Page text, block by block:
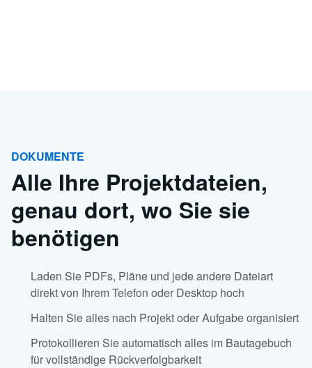
DOKUMENTE
Alle Ihre Projektdateien,
genau dort, wo Sie sie
benötigen
Laden Sie PDFs, Pläne und jede andere Dateiart
direkt von Ihrem Telefon oder Desktop hoch
Halten Sie alles nach Projekt oder Aufgabe organisiert
Protokollieren Sie automatisch alles im Bautagebuch
für vollständige Rückverfolgbarkeit